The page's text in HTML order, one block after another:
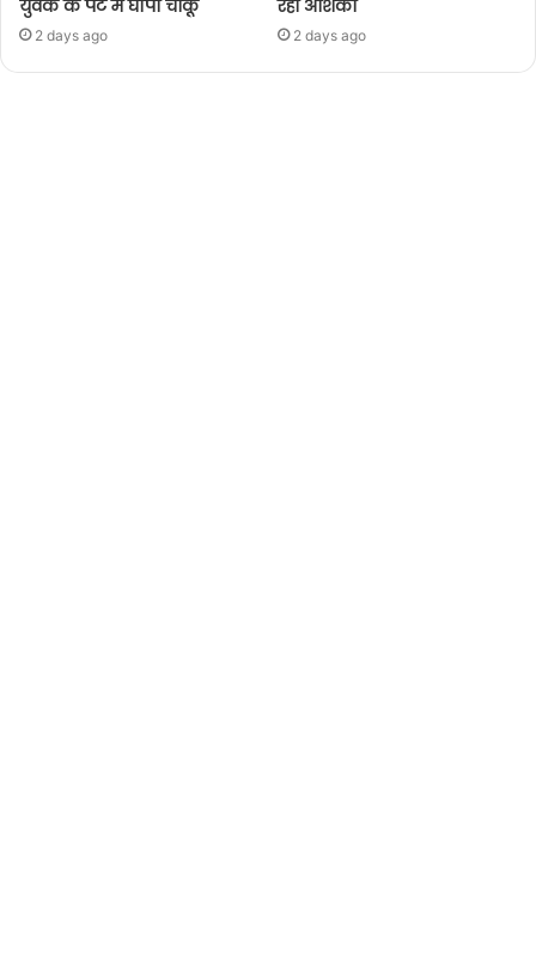
युवक के पेट में घोंपा चाकू
2 days ago
रही आशंका
2 days ago